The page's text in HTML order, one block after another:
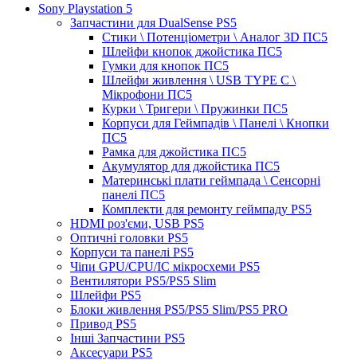
Sony Playstation 5
Запчастини для DualSense PS5
Стики \ Потенціометри \ Аналог 3D ПС5
Шлейфи кнопок джойстика ПС5
Гумки для кнопок ПС5
Шлейфи живлення \ USB TYPE C \
Мікрофони ПС5
Курки \ Тригери \ Пружинки ПС5
Корпуси для Геймпадів \ Панелі \ Кнопки
ПС5
Рамка для джойстика ПС5
Акумулятор для джойстика ПС5
Материнські плати геймпада \ Сенсорні
панелі ПС5
Комплекти для ремонту геймпаду PS5
HDMI роз'єми, USB PS5
Оптичні головки PS5
Корпуси та панелі PS5
Чіпи GPU/CPU/IC мікросхеми PS5
Вентилятори PS5/PS5 Slim
Шлейфи PS5
Блоки живлення PS5/PS5 Slim/PS5 PRO
Привод PS5
Інші Запчастини PS5
Аксесуари PS5